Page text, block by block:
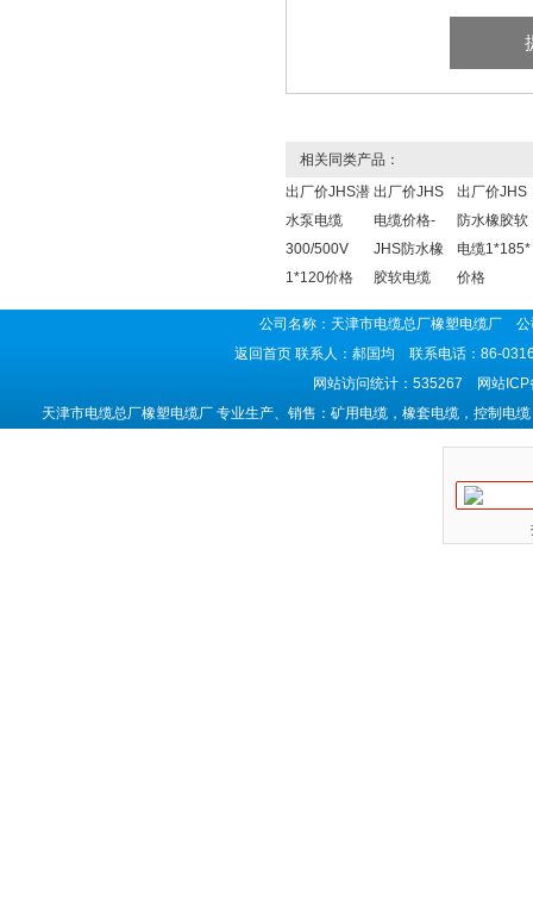
相关同类产品：
出厂价JHS潜
水泵电缆
300/500V
1*120价格
出厂价JHS
电缆价格-
JHS防水橡
胶软电缆
出厂价JHS
防水橡胶软
电缆1*185*
价格
公司名称：天津市电缆总厂橡塑电缆厂
返回首页联系人：郝国均 联系电话：86-
网站访问统计：535267 网站ICP
天津市电缆总厂橡塑电缆厂 专业生产、销售：矿用电缆，橡套电缆，控制电